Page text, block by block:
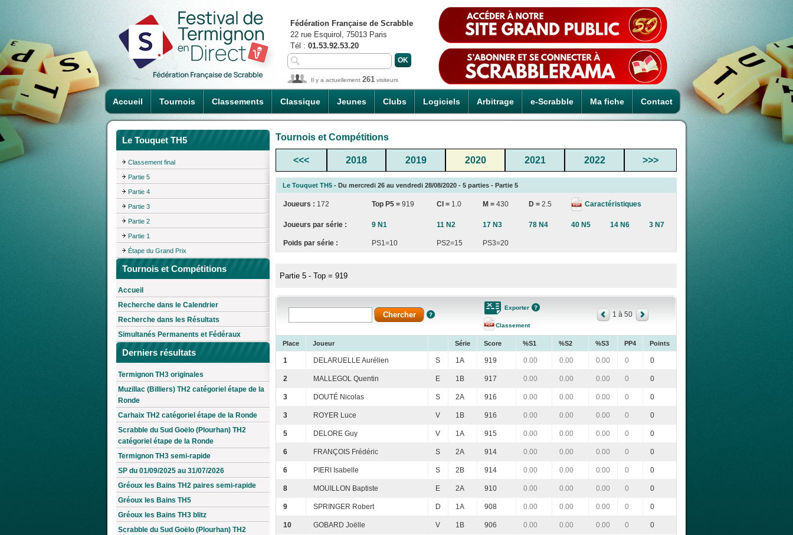
Accueil Tournois Classements Classique Jeunes Clubs Logiciels Arbitrage e-Scrabble Ma fiche Contact
Fédération Française de Scrabble
22 rue Esquirol, 75013 Paris
Tél : 01.53.92.53.20
Il y a actuellement 261 visiteurs
Le Touquet TH5
Classement final
Partie 5
Partie 4
Partie 3
Partie 2
Partie 1
Étape du Grand Prix
Tournois et Compétitions
Accueil
Recherche dans le Calendrier
Recherche dans les Résultats
Simultanés Permanents et Fédéraux
Derniers résultats
Termignon TH3 originales
Muzillac (Billiers) TH2 catégoriel étape de la
Ronde
Carhaix TH2 catégoriel étape de la Ronde
Scrabble du Sud Goëlo (Plourhan) TH2
catégoriel étape de la Ronde
Termignon TH3 semi-rapide
SP du 01/09/2025 au 31/07/2026
Gréoux les Bains TH2 paires semi-rapide
Gréoux les Bains TH5
Gréoux les Bains TH3 blitz
Scrabble du Sud Goëlo (Plourhan) TH2
Tournois et Compétitions
<<< 2018 2019 2020 2021 2022 >>>
Le Touquet TH5 - Du mercredi 26 au vendredi 28/08/2020 - 5 parties - Partie 5
Joueurs : 172 Top P5 = 919 CI = 1.0 M = 430 D = 2.5 Caractéristiques
Joueurs par série : 9 N1 11 N2 17 N3 78 N4 40 N5 14 N6 3 N7
Poids par série : PS1=10 PS2=15 PS3=20
Partie 5 - Top = 919
Exporter
Classement
1 à 50
Place Joueur Série Score %S1 %S2 %S3 PP4 Points
1 DELARUELLE Aurélien S 1A 919 0.00 0.00 0.00 0 0
2 MALLEGOL Quentin E 1B 917 0.00 0.00 0.00 0 0
3 DOUTÉ Nicolas S 2A 916 0.00 0.00 0.00 0 0
3 ROYER Luce V 1B 916 0.00 0.00 0.00 0 0
5 DELORE Guy V 1A 915 0.00 0.00 0.00 0 0
6 FRANÇOIS Frédéric S 2A 914 0.00 0.00 0.00 0 0
6 PIERI Isabelle S 2B 914 0.00 0.00 0.00 0 0
8 MOUILLON Baptiste E 2A 910 0.00 0.00 0.00 0 0
9 SPRINGER Robert D 1A 908 0.00 0.00 0.00 0 0
10 GOBARD Joëlle V 1B 906 0.00 0.00 0.00 0 0